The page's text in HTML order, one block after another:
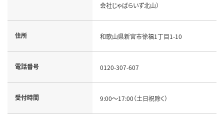
会社じゃばらいず北山）
住所 和歌山県新宮市徐福1丁目1-10
電話番号 0120-307-607
受付時間 9:00～17:00（土日祝除く）